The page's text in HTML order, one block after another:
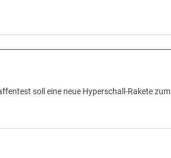
soll eine neue Hyperschall-Rakete zum